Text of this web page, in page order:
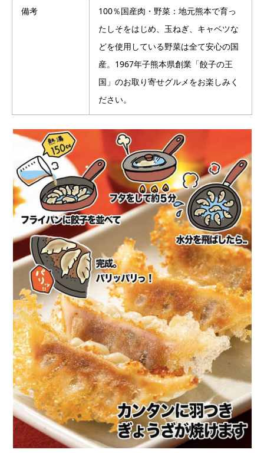
備考
100％国産肉・野菜：地元熊本で育っ
たしそをはじめ、玉ねぎ、キャベツな
どを使用している野菜は全て安心の国
産。1967年子熊本県創業「餃子の王
国」のお取り寄せグルメをお楽しみく
ださい。